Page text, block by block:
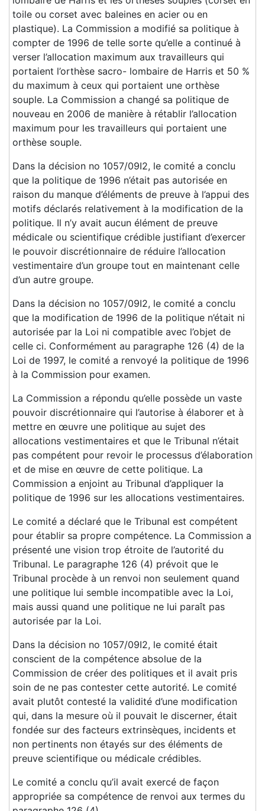
toile ou corset avec baleines en acier ou en
plastique). La Commission a modifié sa politique à
compter de 1996 de telle sorte qu’elle a continué à
verser l’allocation maximum aux travailleurs qui
portaient l’orthèse sacro- lombaire de Harris et 50 %
du maximum à ceux qui portaient une orthèse
souple. La Commission a changé sa politique de
nouveau en 2006 de manière à rétablir l’allocation
maximum pour les travailleurs qui portaient une
orthèse souple.
Dans la décision no 1057/09I2, le comité a conclu
que la politique de 1996 n’était pas autorisée en
raison du manque d’éléments de preuve à l’appui des
motifs déclarés relativement à la modification de la
politique. Il n’y avait aucun élément de preuve
médicale ou scientifique crédible justifiant d’exercer
le pouvoir discrétionnaire de réduire l’allocation
vestimentaire d’un groupe tout en maintenant celle
d’un autre groupe.
Dans la décision no 1057/09I2, le comité a conclu
que la modification de 1996 de la politique n’était ni
autorisée par la Loi ni compatible avec l’objet de
celle ci. Conformément au paragraphe 126 (4) de la
Loi de 1997, le comité a renvoyé la politique de 1996
à la Commission pour examen.
La Commission a répondu qu’elle possède un vaste
pouvoir discrétionnaire qui l’autorise à élaborer et à
mettre en œuvre une politique au sujet des
allocations vestimentaires et que le Tribunal n’était
pas compétent pour revoir le processus d’élaboration
et de mise en œuvre de cette politique. La
Commission a enjoint au Tribunal d’appliquer la
politique de 1996 sur les allocations vestimentaires.
Le comité a déclaré que le Tribunal est compétent
pour établir sa propre compétence. La Commission a
présenté une vision trop étroite de l’autorité du
Tribunal. Le paragraphe 126 (4) prévoit que le
Tribunal procède à un renvoi non seulement quand
une politique lui semble incompatible avec la Loi,
mais aussi quand une politique ne lui paraît pas
autorisée par la Loi.
Dans la décision no 1057/09I2, le comité était
conscient de la compétence absolue de la
Commission de créer des politiques et il avait pris
soin de ne pas contester cette autorité. Le comité
avait plutôt contesté la validité d’une modification
qui, dans la mesure où il pouvait le discerner, était
fondée sur des facteurs extrinsèques, incidents et
non pertinents non étayés sur des éléments de
preuve scientifique ou médicale crédibles.
Le comité a conclu qu’il avait exercé de façon
appropriée sa compétence de renvoi aux termes du